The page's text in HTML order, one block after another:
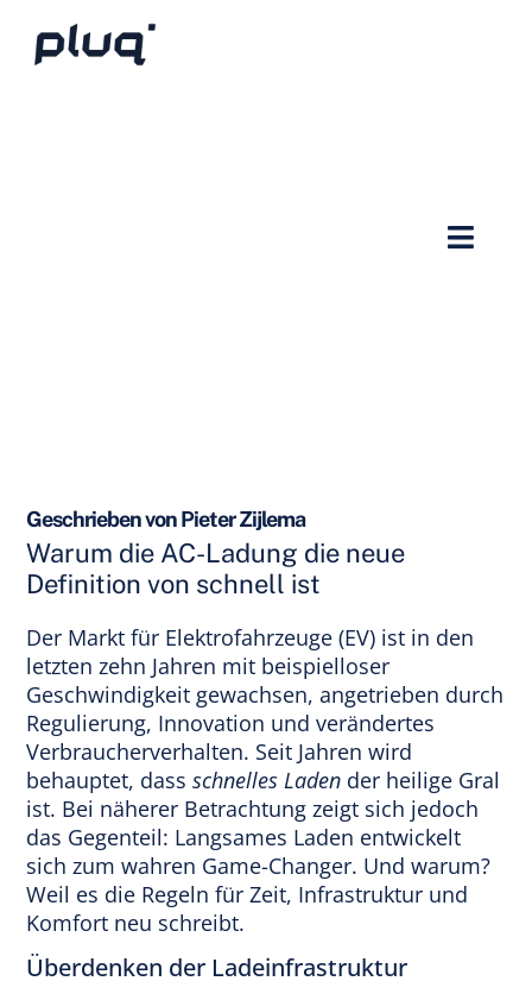
Geschrieben von Pieter Zijlema
Warum die AC-Ladung die neue
Definition von schnell ist
Der Markt für Elektrofahrzeuge (EV) ist in den
letzten zehn Jahren mit beispielloser
Geschwindigkeit gewachsen, angetrieben durch
Regulierung, Innovation und verändertes
Verbraucherverhalten. Seit Jahren wird
behauptet, dassschnelles Laden der heilige Gral
ist. Bei näherer Betrachtung zeigt sich jedoch
das Gegenteil: Langsames Laden entwickelt
sich zum wahren Game-Changer. Und warum?
Weil es die Regeln für Zeit, Infrastruktur und
Komfort neu schreibt.
Überdenken der Ladeinfrastruktur